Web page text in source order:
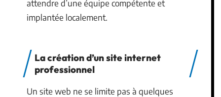
attendre d’une équipe compétente et
implantée localement.
La création d’un site internet
professionnel
Un site web ne se limite pas à quelques